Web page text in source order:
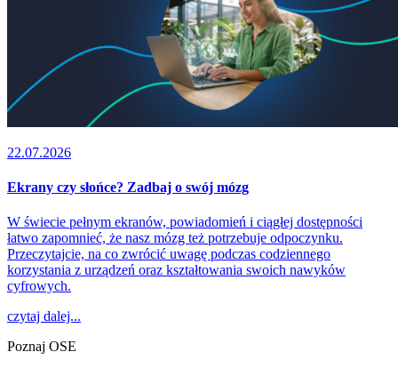
22.07.2026
Ekrany czy słońce? Zadbaj o swój mózg
W świecie pełnym ekranów, powiadomień i ciągłej dostępności
łatwo zapomnieć, że nasz mózg też potrzebuje odpoczynku.
Przeczytajcie, na co zwrócić uwagę podczas codziennego
korzystania z urządzeń oraz kształtowania swoich nawyków
cyfrowych.
czytaj dalej...
Poznaj OSE